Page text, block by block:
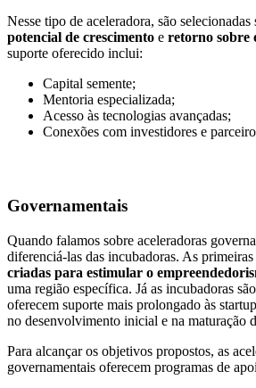
Nesse tipo de aceleradora, são selecionadas
potencial de crescimento e retorno sobre
suporte oferecido inclui:
Capital semente;
Mentoria especializada;
Acesso às tecnologias avançadas;
Conexões com investidores e
Governamentais
Quando falamos sobre aceleradoras
diferenciá-las das incubadoras. As primeiras
criadas para estimular o
uma região específica. Já as incubadoras
oferecem suporte mais prolongado às
no desenvolvimento inicial e na maturação
Para alcançar os objetivos propostos, as
governamentais oferecem programas de